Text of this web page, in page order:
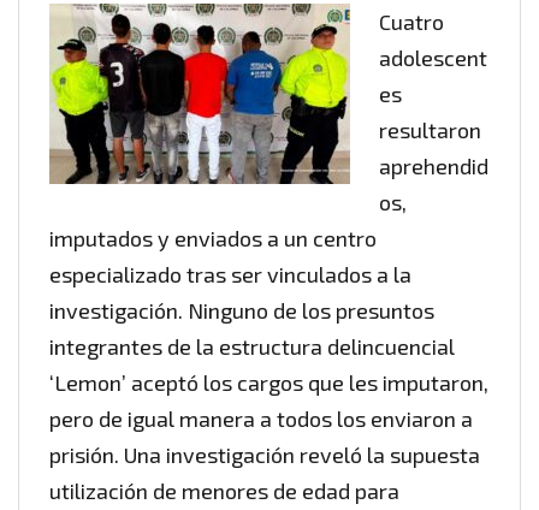
Cuatro
adolescent
es
resultaron
aprehendid
os,
imputados y enviados a un centro
especializado tras ser vinculados a la
investigación. Ninguno de los presuntos
integrantes de la estructura delincuencial
‘Lemon’ aceptó los cargos que les imputaron,
pero de igual manera a todos los enviaron a
prisión. Una investigación reveló la supuesta
utilización de menores de edad para